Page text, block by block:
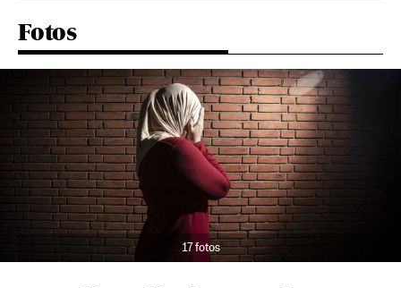
Fotos
17 fotos